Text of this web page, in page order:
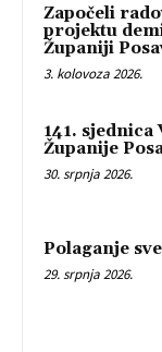
Započeli
projektu
Županiji
3. kolovoza 2026.
141. sjednica
Županije
30. srpnja 2026.
Polaganje
29. srpnja 2026.